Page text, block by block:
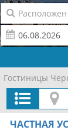
Гостиницы
ЧАСТНАЯ